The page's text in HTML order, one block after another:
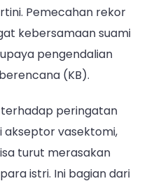
Pemecahan rekor
kebersamaan suami
pengendalian
(KB).
peringatan
akseptor vasektomi,
turut merasakan
istri. Ini bagian dari